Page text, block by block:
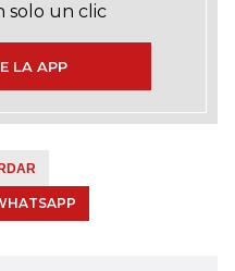
solo un clic
LA APP